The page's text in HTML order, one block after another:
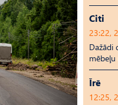
Citi
23:22,
Dažādi
mēbeļu
Īrē
12:25,